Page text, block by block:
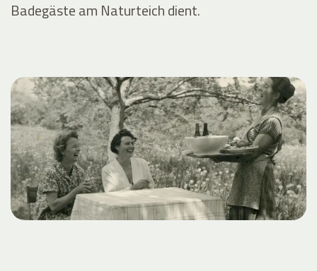
Badegäste am Naturteich dient.